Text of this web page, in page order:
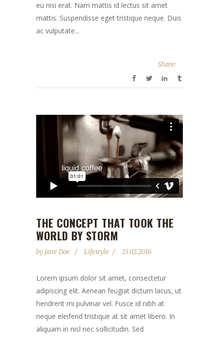
eu nisi erat. Nam mattis id lectus sit amet
mattis. Suspendisse eget tristique neque. Duis
ac vulputate...
Share:
THE CONCEPT THAT TOOK THE
WORLD BY STORM
by Jane Doe Lifestyle 23.02.2016
Lorem ipsum dolor sit amet, consectetur
adipiscing elit. Aenean feugiat dictum lacus, ut
hendrerit mi pulvinar vel. Fusce id nibh at
neque eleifend tristique at sit amet libero. In
aliquam in nisl nec sollicitudin. Sed